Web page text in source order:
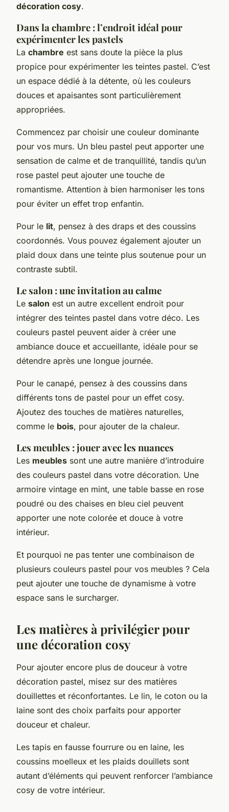
décoration cosy.
Dans la chambre : l’endroit idéal pour
expérimenter les pastels
La chambre est sans doute la pièce la plus
propice pour expérimenter les teintes pastel. C’est
un espace dédié à la détente, où les couleurs
douces et apaisantes sont particulièrement
appropriées.
Commencez par choisir une couleur dominante
pour vos murs. Un bleu pastel peut apporter une
sensation de calme et de tranquillité, tandis qu’un
rose pastel peut ajouter une touche de
romantisme. Attention à bien harmoniser les tons
pour éviter un effet trop enfantin.
Pour le lit, pensez à des draps et des coussins
coordonnés. Vous pouvez également ajouter un
plaid doux dans une teinte plus soutenue pour un
contraste subtil.
Le salon : une invitation au calme
Le salon est un autre excellent endroit pour
intégrer des teintes pastel dans votre déco. Les
couleurs pastel peuvent aider à créer une
ambiance douce et accueillante, idéale pour se
détendre après une longue journée.
Pour le canapé, pensez à des coussins dans
différents tons de pastel pour un effet cosy.
Ajoutez des touches de matières naturelles,
comme le bois, pour ajouter de la chaleur.
Les meubles : jouer avec les nuances
Les meubles sont une autre manière d’introduire
des couleurs pastel dans votre décoration. Une
armoire vintage en mint, une table basse en rose
poudré ou des chaises en bleu ciel peuvent
apporter une note colorée et douce à votre
intérieur.
Et pourquoi ne pas tenter une combinaison de
plusieurs couleurs pastel pour vos meubles ? Cela
peut ajouter une touche de dynamisme à votre
espace sans le surcharger.
Les matières à privilégier pour
une décoration cosy
Pour ajouter encore plus de douceur à votre
décoration pastel, misez sur des matières
douillettes et réconfortantes. Le lin, le coton ou la
laine sont des choix parfaits pour apporter
douceur et chaleur.
Les tapis en fausse fourrure ou en laine, les
coussins moelleux et les plaids douillets sont
autant d’éléments qui peuvent renforcer l’ambiance
cosy de votre intérieur.